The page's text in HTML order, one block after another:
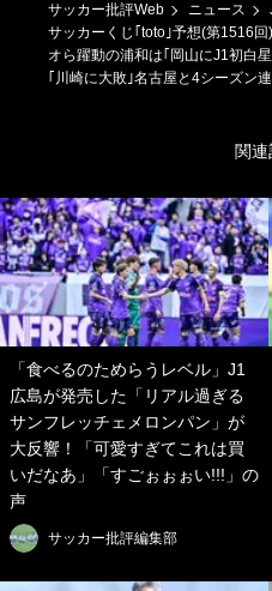
サッカー批評Web ニュース
サッカーくじ｢toto｣予想(第1516
オら躍動の浦和は｢岡山にJ1初白
｢川崎に大敗｣名古屋と4シーズン
関
「食べるのためらうレベル」J1
広島が発売した「リアル過ぎる
サンフレッチェメロンパン」が
大反響！「可愛すぎてこれは買
いだなあ」「すごぉぉぉい!!!」の
声
サッカー批評編集部